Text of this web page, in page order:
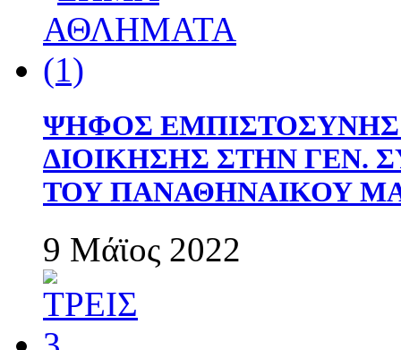
ΨΗΦΟΣ
ΔΙΟΙΚΗΣΗΣ ΣΤΗΝ ΓΕΝ.
ΤΟΥ ΠΑΝΑΘΗΝΑΙΚΟΥ
9 Μάϊος 2022